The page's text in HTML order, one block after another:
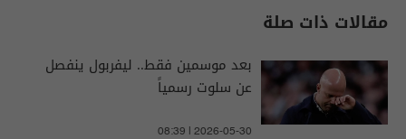
مقالات ذات صلة
بعد موسمين فقط.. ليفربول ينفصل
عن سلوت رسمياً
08:39 | 2026-05-30